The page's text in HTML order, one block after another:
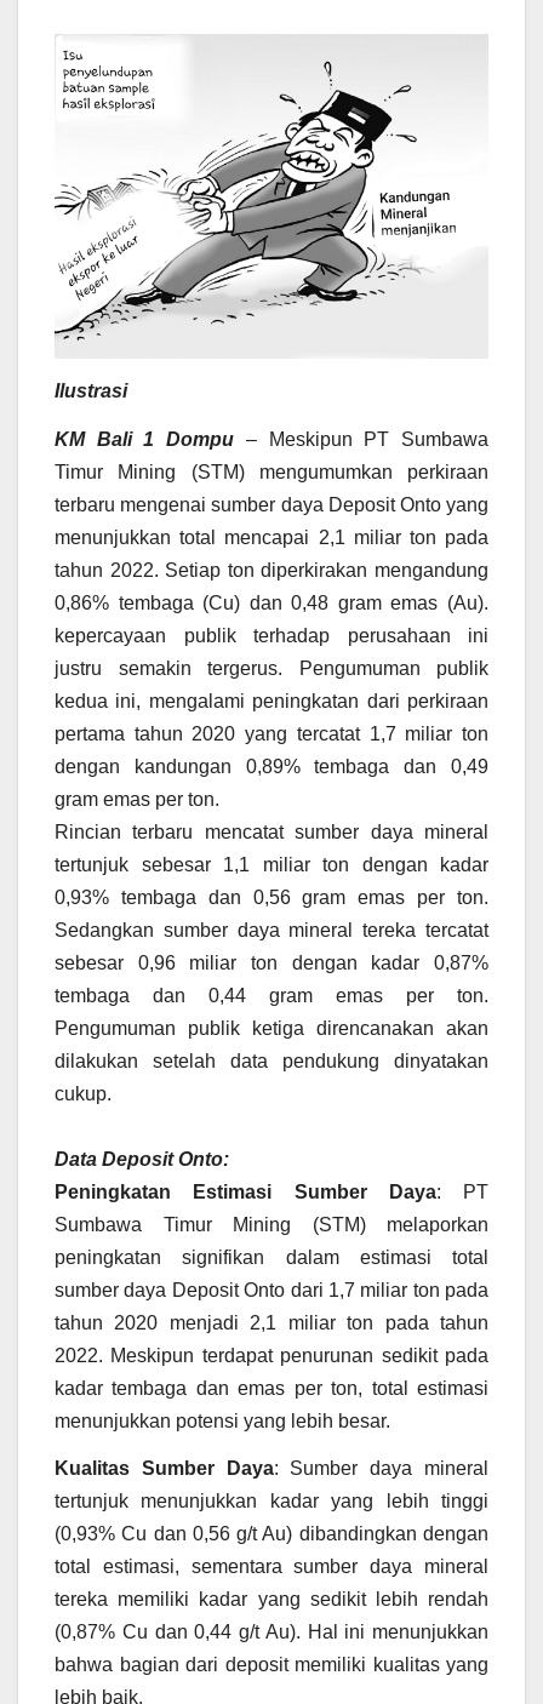
Ilustrasi
KM Bali 1 Dompu – Meskipun PT Sumbawa
Timur Mining (STM) mengumumkan perkiraan
terbaru mengenai sumber daya Deposit Onto yang
menunjukkan total mencapai 2,1 miliar ton pada
tahun 2022. Setiap ton diperkirakan mengandung
0,86% tembaga (Cu) dan 0,48 gram emas (Au).
kepercayaan publik terhadap perusahaan ini
justru semakin tergerus. Pengumuman publik
kedua ini, mengalami peningkatan dari perkiraan
pertama tahun 2020 yang tercatat 1,7 miliar ton
dengan kandungan 0,89% tembaga dan 0,49
gram emas per ton.
Rincian terbaru mencatat sumber daya mineral
tertunjuk sebesar 1,1 miliar ton dengan kadar
0,93% tembaga dan 0,56 gram emas per ton.
Sedangkan sumber daya mineral tereka tercatat
sebesar 0,96 miliar ton dengan kadar 0,87%
tembaga dan 0,44 gram emas per ton.
Pengumuman publik ketiga direncanakan akan
dilakukan setelah data pendukung dinyatakan
cukup.
Data Deposit Onto:
Peningkatan Estimasi Sumber Daya: PT
Sumbawa Timur Mining (STM) melaporkan
peningkatan signifikan dalam estimasi total
sumber daya Deposit Onto dari 1,7 miliar ton pada
tahun 2020 menjadi 2,1 miliar ton pada tahun
2022. Meskipun terdapat penurunan sedikit pada
kadar tembaga dan emas per ton, total estimasi
menunjukkan potensi yang lebih besar.
Kualitas Sumber Daya: Sumber daya mineral
tertunjuk menunjukkan kadar yang lebih tinggi
(0,93% Cu dan 0,56 g/t Au) dibandingkan dengan
total estimasi, sementara sumber daya mineral
tereka memiliki kadar yang sedikit lebih rendah
(0,87% Cu dan 0,44 g/t Au). Hal ini menunjukkan
bahwa bagian dari deposit memiliki kualitas yang
lebih baik.